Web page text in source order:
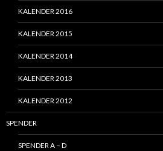
KALENDER 2016
KALENDER 2015
KALENDER 2014
KALENDER 2013
KALENDER 2012
SPENDER
SPENDER A – D